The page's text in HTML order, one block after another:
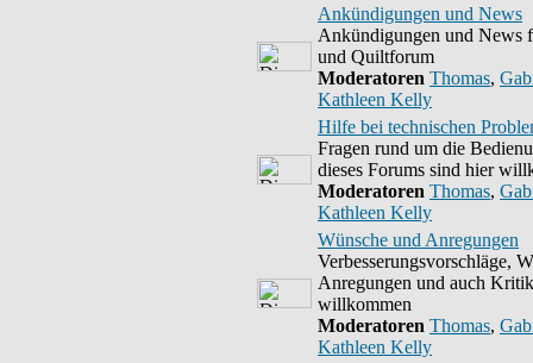
Ankündigungen und News
Ankündigungen und News
und Quiltforum
Moderatoren Thomas,
Kathleen Kelly
Hilfe bei technischen
Fragen rund um die
dieses Forums sind hier
Moderatoren Thomas,
Kathleen Kelly
Wünsche und Anregungen
Verbesserungsvorschläge,
Anregungen und auch
willkommen
Moderatoren Thomas,
Kathleen Kelly